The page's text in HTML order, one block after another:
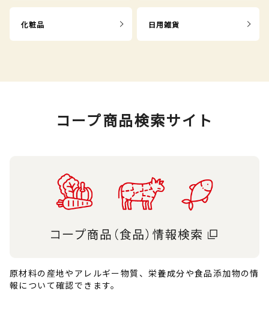
化粧品 日用雑貨
コープ商品検索サイト
原材料の産地やアレルギー物質、栄養成分や食品添加物の情
報について確認できます。